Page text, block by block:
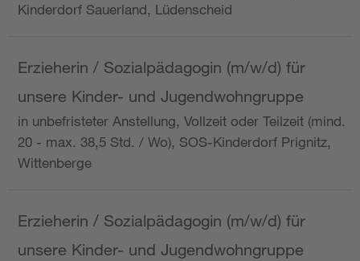
Kinderdorf Sauerland, Lüdenscheid
Erzieherin / Sozialpädagogin (m/w/d) für
unsere Kinder- und Jugendwohngruppe
in unbefristeter Anstellung, Vollzeit oder Teilzeit (mind.
20 - max. 38,5 Std. / Wo), SOS-Kinderdorf Prignitz,
Wittenberge
Erzieherin / Sozialpädagogin (m/w/d) für
unsere Kinder- und Jugendwohngruppe